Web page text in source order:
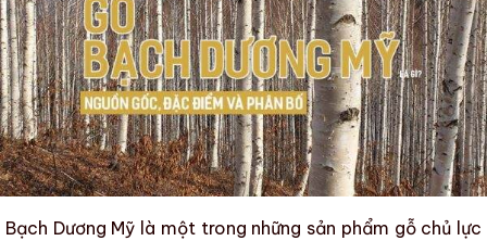
Bạch Dương Mỹ là một trong những sản phẩm gỗchủ lực